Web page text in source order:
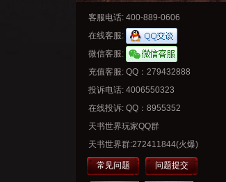
客服电话: 400-889-0606
在线客服:
微信客服:
充值客服: QQ：279432888
投诉电话: 4006550323
在线投诉: QQ：8955352
天书世界玩家QQ群
天书世界群:272411844(火爆)
常见问题 问题提交